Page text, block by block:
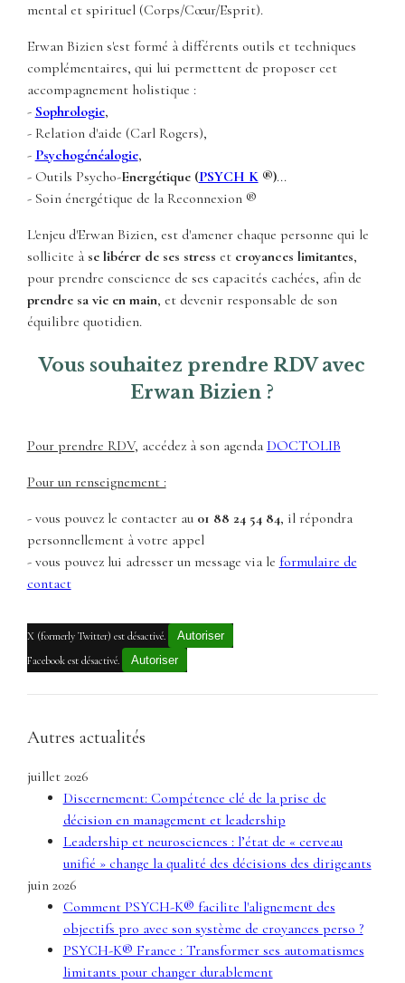
mental et spirituel (Corps/Cœur/Esprit).
Erwan Bizien s'est formé à différents outils et techniques
complémentaires, qui lui permettent de proposer cet
accompagnement holistique :
- Sophrologie,
- Relation d'aide (Carl Rogers),
- Psychogénéalogie,
- Outils Psycho-Energétique (PSYCH K®)...
- Soin énergétique de la Reconnexion ®
L'enjeu d'Erwan Bizien, est d'amener chaque personne qui le
sollicite à se libérer de ses stress et croyances limitantes,
pour prendre conscience de ses capacités cachées, afin de
prendre sa vie en main, et devenir responsable de son
équilibre quotidien.
Vous souhaitez prendre RDV avec
Erwan Bizien ?
Pour prendre RDV, accédez à son agenda DOCTOLIB
Pour un renseignement :
- vous pouvez le contacter au 01 88 24 54 84, il répondra
personnellement à votre appel
- vous pouvez lui adresser un message via le formulaire de
contact
X (formerly Twitter) est désactivé. Autoriser
Facebook est désactivé. Autoriser
Autres actualités
juillet 2026
Discernement: Compétence clé de la prise de
décision en management et leadership
Leadership et neurosciences : l’état de « cerveau
unifié » change la qualité des décisions des dirigeants
juin 2026
Comment PSYCH-K® facilite l'alignement des
objectifs pro avec son système de croyances perso ?
PSYCH-K® France : Transformer ses automatismes
limitants pour changer durablement